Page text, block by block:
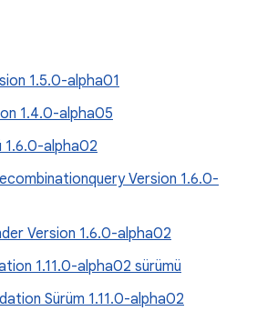
1.5.0-alpha01
1.4.0-alpha05
1.6.0-alpha02
Version 1.6.0-
Version 1.6.0-alpha02
1.11.0-alpha02 sürümü
Sürüm 1.11.0-alpha02